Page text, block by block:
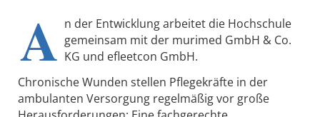
A n der Entwicklung arbeitet die Hochschule
gemeinsam mit der murimed GmbH & Co.
KG und efleetcon GmbH.
Chronische Wunden stellen Pflegekräfte in der
ambulanten Versorgung regelmäßig vor große